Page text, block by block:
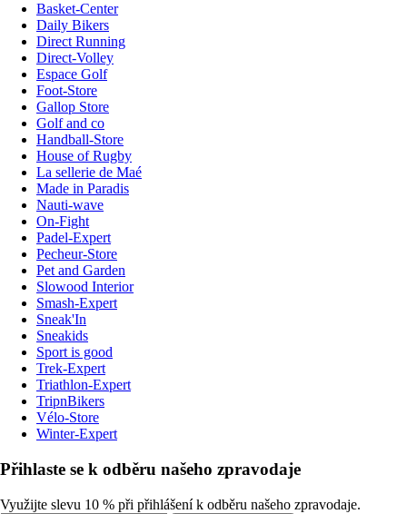
Basket-Center
Daily Bikers
Direct Running
Direct-Volley
Espace Golf
Foot-Store
Gallop Store
Golf and co
Handball-Store
House of Rugby
La sellerie de Maé
Made in Paradis
Nauti-wave
On-Fight
Padel-Expert
Pecheur-Store
Pet and Garden
Slowood Interior
Smash-Expert
Sneak'In
Sneakids
Sport is good
Trek-Expert
Triathlon-Expert
TripnBikers
Vélo-Store
Winter-Expert
Přihlaste se k odběru našeho zpravodaje
Využijte slevu 10 % při přihlášení k odběru našeho zpravodaje.